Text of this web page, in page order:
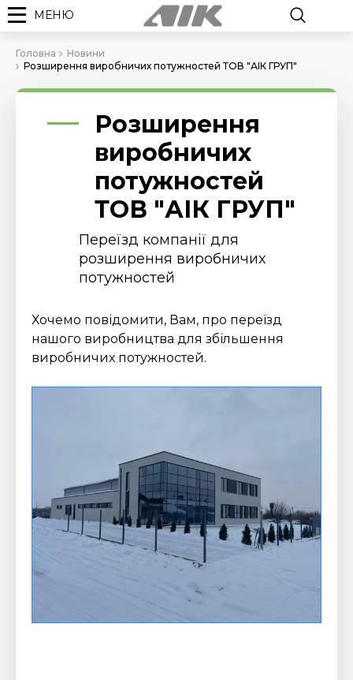
МЕНЮ
Головна
Новини
Розширення виробничих потужностей ТОВ "АІК ГРУП"
Розширення
виробничих
потужностей
ТОВ "АІК ГРУП"
Переїзд компанії для
розширення виробничих
потужностей
Хочемо повідомити, Вам, про переїзд
нашого виробництва для збільшення
виробничих потужностей.